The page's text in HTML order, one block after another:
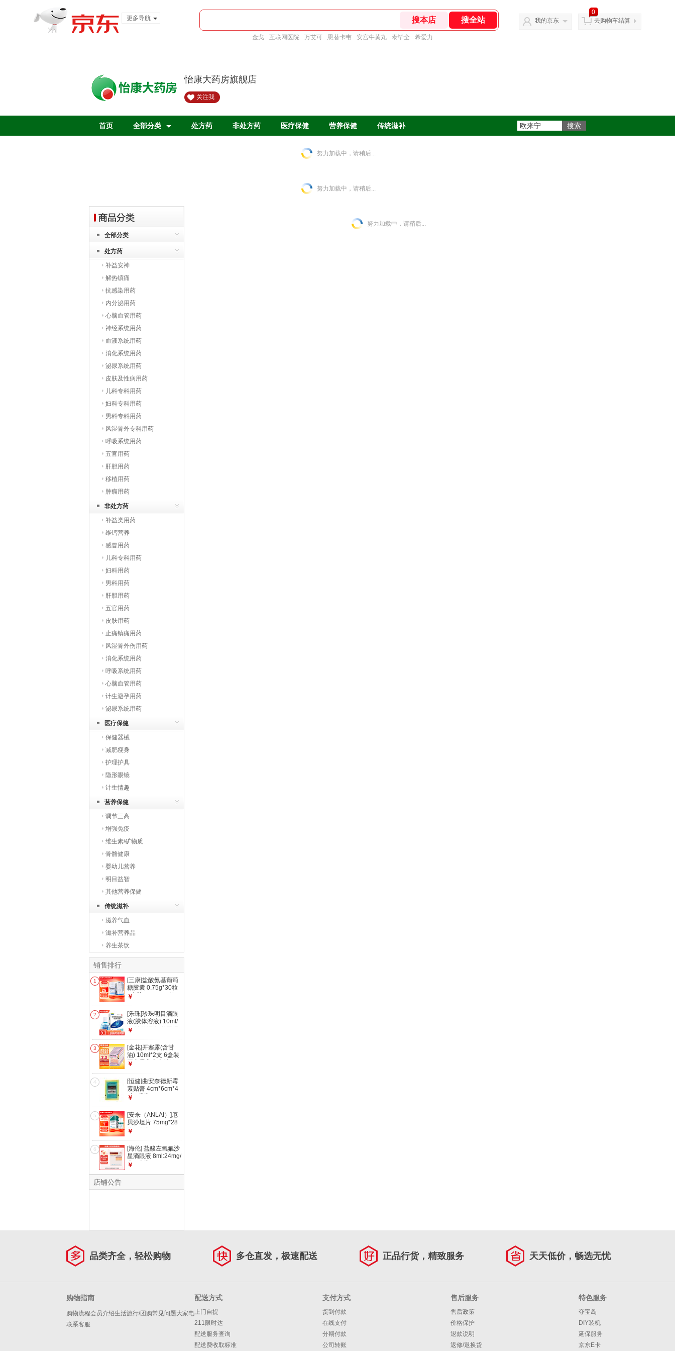
更多导航
金戈 互联网医院 万艾可 恩替卡韦 安宫牛黄丸 泰毕全 希爱力
我的京东
0
去购物车结算
怡康大药房旗舰店
关注我
首页 全部分类 处方药 非处方药 医疗保健 营养保健 传统滋补
努力加载中，请稍后...
努力加载中，请稍后...
全部分类
处方药
补益安神
解热镇痛
抗感染用药
内分泌用药
心脑血管用药
神经系统用药
血液系统用药
消化系统用药
泌尿系统用药
皮肤及性病用药
儿科专科用药
妇科专科用药
男科专科用药
风湿骨外专科用药
呼吸系统用药
五官用药
肝胆用药
移植用药
肿瘤用药
非处方药
补益类用药
维钙营养
感冒用药
儿科专科用药
妇科用药
男科用药
肝胆用药
五官用药
皮肤用药
止痛镇痛用药
风湿骨外伤用药
消化系统用药
呼吸系统用药
心脑血管用药
计生避孕用药
泌尿系统用药
医疗保健
保健器械
减肥瘦身
护理护具
隐形眼镜
计生情趣
营养保健
调节三高
增强免疫
维生素/矿物质
骨骼健康
婴幼儿营养
明目益智
其他营养保健
传统滋补
滋养气血
滋补营养品
养生茶饮
销售排行
1
[三康]盐酸氨基葡萄
糖胶囊 0.75g*30粒
1盒装 0.75g*30粒
部位骨关节炎缓解或
消除疼痛肿胀
￥
2
[乐珠]珍珠明目滴眼
液(胶体溶液) 10ml/
盒 清热泻火 养肝明
和慢性结膜炎 10ml
1盒装
￥
3
[金花]开塞露(含甘
油) 10ml*2支 6盒装
开塞露儿童含甘油
￥
4
[恒健]曲安奈德新霉
素贴膏 4cm*6cm*4
贴 5袋装
￥
5
[安来（ANLAI）]厄
贝沙坦片 75mg*28
片 4盒装
￥
6
[海伦] 盐酸左氧氟沙
星滴眼液 8ml:24mg/
盒 1盒装
￥
店铺公告
努力加载中，请稍后...
品类齐全，轻松购物 多仓直发，极速配送 正品行货，精致服务 天天低价，畅选无忧
购物指南
购物流程会员介绍生活旅行/团购常见问题大家电
联系客服
配送方式
上门自提
211限时达
配送服务查询
配送费收取标准
支付方式
货到付款
在线支付
分期付款
公司转账
售后服务
售后政策
价格保护
退款说明
返修/退换货
特色服务
夺宝岛
DIY装机
延保服务
京东E卡